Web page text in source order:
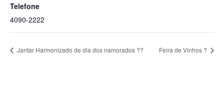
Telefone
4090-2222
Jantar Harmonizado de dia dos namorados ?? Feira de Vinhos ?